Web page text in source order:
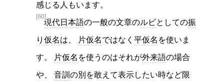
感じる人もいます。
[60]
現代日本語の一般の文章のルビとしての振
り仮名は、 片仮名ではなく 平仮名 を使いま
す。 片仮名 を使うのはそれが外来語の場合
や、 音訓 の別を敢えて表示したい時など限